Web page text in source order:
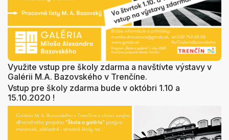
Využite vstup pre školy zdarma a navštívte výstavy v
Galérii M.A. Bazovského v Trenčíne.
Vstup pre školy zdarma bude v októbri 1.10 a
15.10.2020 !